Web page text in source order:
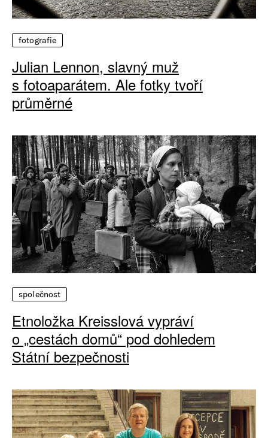
fotografie
Julian Lennon, slavný muž
s fotoaparátem. Ale fotky tvoří
průměrné
společnost
Etnoložka Kreisslová vypráví
o „cestách domů“ pod dohledem
Státní bezpečnosti